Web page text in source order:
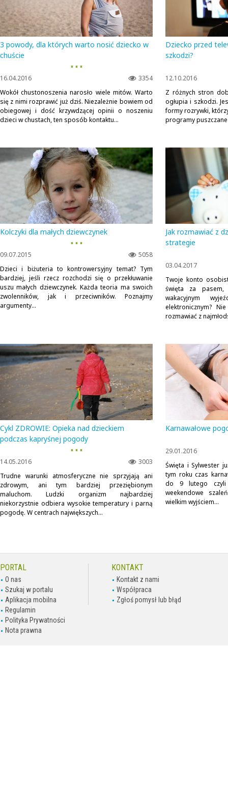
3 powody, dla których warto nosić dziecko w
chuście
▪ ▪ ▪
3354
16.04.2016
Wokół chustonoszenia narosło wiele mitów. Warto
się z nimi rozprawić już dziś. Niezależnie bowiem od
obiegowej i dość krzywdzącej opinii o noszeniu
dzieci w chustach, ten sposób kontaktu...
Dziecko przed
szkodzi?
12.10.2016
Z różnych stron
ogłupia i szkodzi.
formy rozrywki,
programy
Kolczyki dla małych dziewczynek
▪ ▪ ▪
5058
09.07.2015
Dzieci i biżuteria to kontrowersyjny temat? Tym
bardziej, jeśli rzecz rozchodzi się o przekłuwanie
uszu małych dziewczynek. Każda teoria ma swoich
zwolenników, jak i przeciwników. Poznajmy
argumenty...
Jak rozmawiać z
strategie
03.04.2017
Twoje konto
święta za
wakacyjnym
elektronicznym?
rozmawiać z
Cykl ZDROWIE: Opieka nad dzieckiem
podczas kapryśnej pogody
▪ ▪ ▪
3003
14.05.2016
Trudne warunki atmosferyczne nie sprzyjają ani
zdrowym, ani tym bardziej przeziębionym
maluchom. Ludzki organizm najbardziej
niekorzystnie odbiera wysokie temperatury i parną
pogodę. W centrach największych...
Karnawałowe
29.01.2016
Święta i Sylwester
tym roku czas
do 9 lutego czyli
weekendowe
wielkim wyjściem...
PORTAL
O nas
Szukaj w portalu
Aplikacja mobilna
Regulamin
Polityka Prywatności
Nota prawna
KONTAKT
Kontakt z nami
Współpraca
Zgłoś pomysł lub błąd